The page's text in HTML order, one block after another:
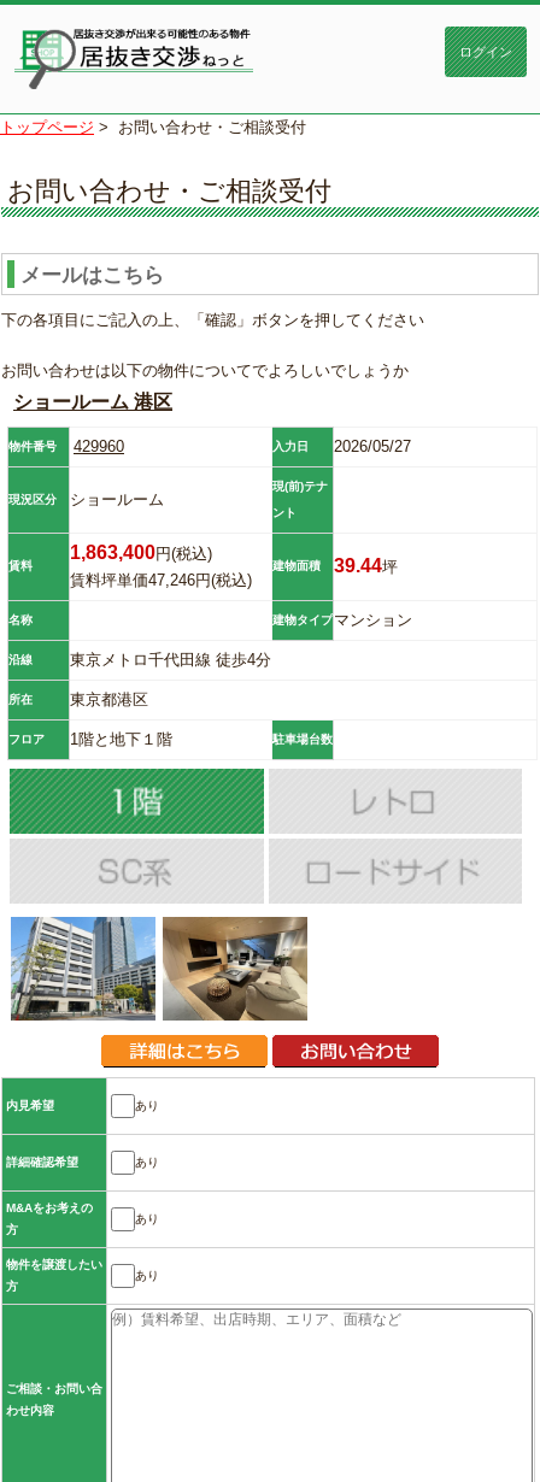
トップページ > お問い合わせ・ご相談受付
お問い合わせ・ご相談受付
メールはこちら
下の各項目にご記入の上、「確認」ボタンを押してください
お問い合わせは以下の物件についてでよろしいでしょうか
ショールーム 港区
物件番号 429960 入力日 2026/05/27
現況区分 ショールーム
現(前)テナ
ント
賃料
1,863,400円(税込)
賃料坪単価47,246円(税込)
建物面積 39.44坪
名称 建物タイプマンション
沿線 東京メトロ千代田線 徒歩4分
所在 東京都港区
フロア 1階と地下１階 駐車場台数
内見希望 あり
詳細確認希望 あり
M&Aをお考えの
方
あり
物件を譲渡したい
方
あり
ご相談・お問い合
わせ内容